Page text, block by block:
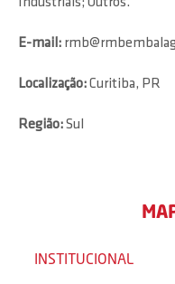
E-mail:
Localização:Curitiba, PR
Região:Sul
INSTITUCIONAL